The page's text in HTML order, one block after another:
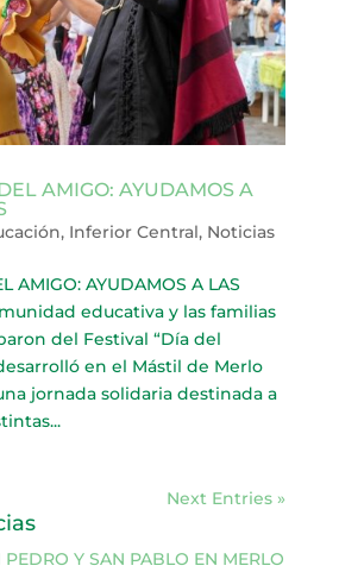
AMIGO: AYUDAMOS A
, Inferior Central, Noticias
AMIGO: AYUDAMOS A LAS
educativa y las familias
del Festival “Día del
en el Mástil de Merlo
jornada solidaria destinada a
Next Entries »
Y SAN PABLO EN MERLO